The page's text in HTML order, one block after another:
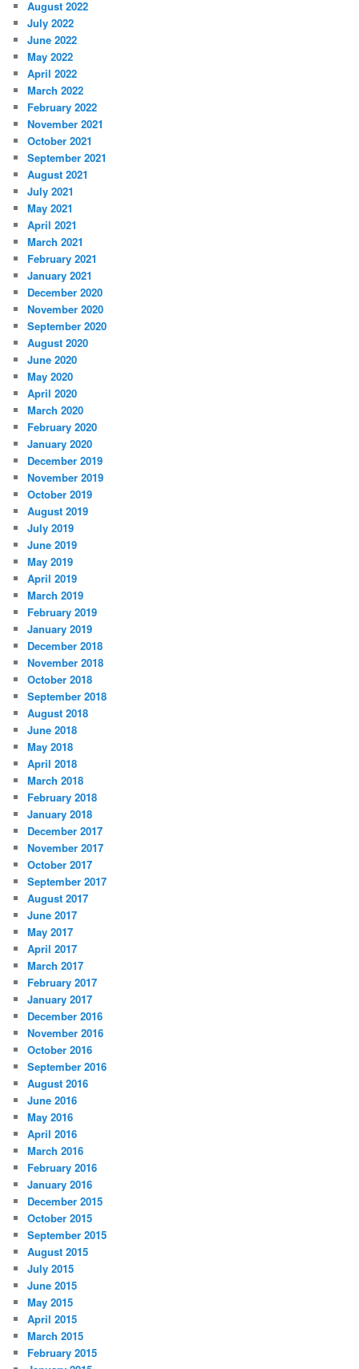
August 2022
July 2022
June 2022
May 2022
April 2022
March 2022
February 2022
November 2021
October 2021
September 2021
August 2021
July 2021
May 2021
April 2021
March 2021
February 2021
January 2021
December 2020
November 2020
September 2020
August 2020
June 2020
May 2020
April 2020
March 2020
February 2020
January 2020
December 2019
November 2019
October 2019
August 2019
July 2019
June 2019
May 2019
April 2019
March 2019
February 2019
January 2019
December 2018
November 2018
October 2018
September 2018
August 2018
June 2018
May 2018
April 2018
March 2018
February 2018
January 2018
December 2017
November 2017
October 2017
September 2017
August 2017
June 2017
May 2017
April 2017
March 2017
February 2017
January 2017
December 2016
November 2016
October 2016
September 2016
August 2016
June 2016
May 2016
April 2016
March 2016
February 2016
January 2016
December 2015
October 2015
September 2015
August 2015
July 2015
June 2015
May 2015
April 2015
March 2015
February 2015